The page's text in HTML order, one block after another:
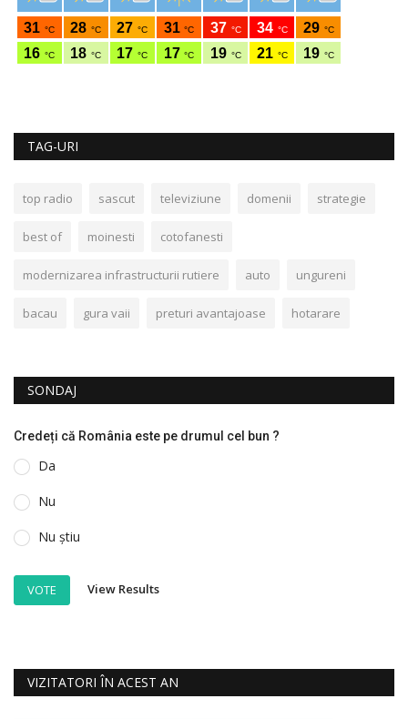
TAG-URI
top radio sascut televiziune domenii strategie
best of moinesti cotofanesti
modernizarea infrastructurii rutiere auto ungureni
bacau gura vaii preturi avantajoase hotarare
SONDAJ
Credeți că România este pe drumul cel bun ?
Da
Nu
Nu știu
VOTE View Results
VIZITATORI ÎN ACEST AN